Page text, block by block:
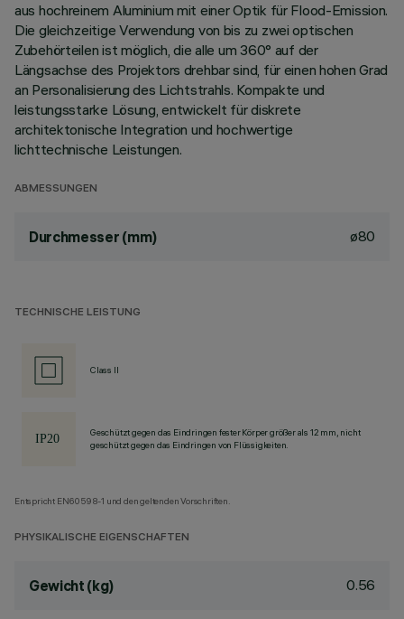
aus hochreinem Aluminium mit einer Optik für Flood-Emission.
Die gleichzeitige Verwendung von bis zu zwei optischen
Zubehörteilen ist möglich, die alle um 360° auf der
Längsachse des Projektors drehbar sind, für einen hohen Grad
an Personalisierung des Lichtstrahls. Kompakte und
leistungsstarke Lösung, entwickelt für diskrete
architektonische Integration und hochwertige
lichttechnische Leistungen.
ABMESSUNGEN
Durchmesser (mm) ø80
TECHNISCHE LEISTUNG
Class II
Geschützt gegen das Eindringen fester Körper größer als 12 mm, nicht
geschützt gegen das Eindringen von Flüssigkeiten.
Entspricht EN60598-1 und den geltenden Vorschriften.
PHYSIKALISCHE EIGENSCHAFTEN
Gewicht (kg) 0.56